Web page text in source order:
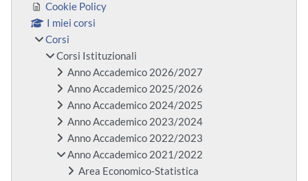
Cookie Policy
I miei corsi
Corsi
Corsi Istituzionali
Anno Accademico 2026/2027
Anno Accademico 2025/2026
Anno Accademico 2024/2025
Anno Accademico 2023/2024
Anno Accademico 2022/2023
Anno Accademico 2021/2022
Area Economico-Statistica